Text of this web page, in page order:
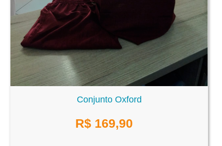
Conjunto Oxford
R$ 169,90